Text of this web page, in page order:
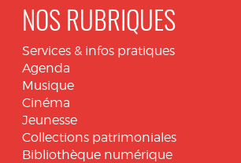
NOS RUBRIQUES
Services & infos pratiques
Agenda
Musique
Cinéma
Jeunesse
Collections patrimoniales
Bibliothèque numérique